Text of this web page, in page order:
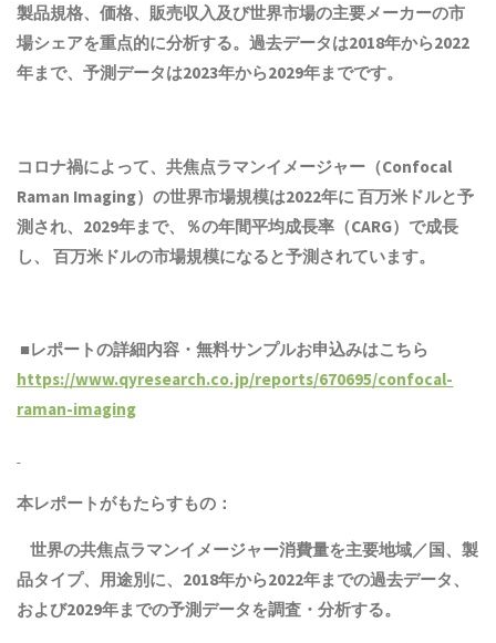
製品規格、価格、販売収入及び世界市場の主要メーカーの市
場シェアを重点的に分析する。過去データは2018年から2022
年まで、予測データは2023年から2029年までです。
コロナ禍によって、共焦点ラマンイメージャー（Confocal
Raman Imaging）の世界市場規模は2022年に 百万米ドルと予
測され、2029年まで、％の年間平均成長率（CARG）で成長
し、 百万米ドルの市場規模になると予測されています。
■レポートの詳細内容・無料サンプルお申込みはこちら
https://www.qyresearch.co.jp/reports/670695/confocal-
raman-imaging
本レポートがもたらすもの：
世界の共焦点ラマンイメージャー消費量を主要地域／国、製
品タイプ、用途別に、2018年から2022年までの過去データ、
および2029年までの予測データを調査・分析する。